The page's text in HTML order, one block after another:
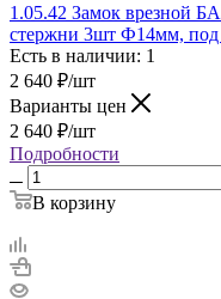
1.05.42 Замок врезной
стержни 3шт Ф14мм, под
Есть в наличии: 1
2 640 ₽/шт
Варианты цен
2 640 ₽/шт
Подробности
В корзину